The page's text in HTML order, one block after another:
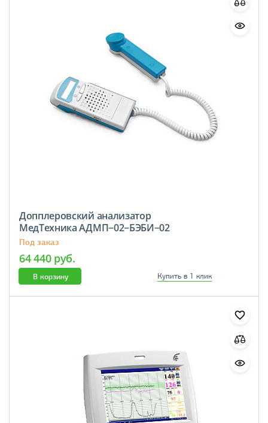
Допплеровский анализатор
МедТехника АДМП−02−БЭБИ−02
Под заказ
64 440 руб.
В корзину Купить в 1 клик